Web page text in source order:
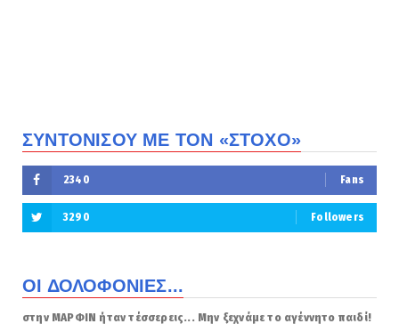
ΣΥΝΤΟΝΙΣΟΥ ΜΕ ΤΟΝ «ΣΤΟΧΟ»
2340 Fans
3290 Followers
ΟΙ ΔΟΛΟΦΟΝΙΕΣ...
στην ΜΑΡΦΙΝ ήταν τέσσερεις... Μην ξεχνάμε το αγέννητο παιδί!